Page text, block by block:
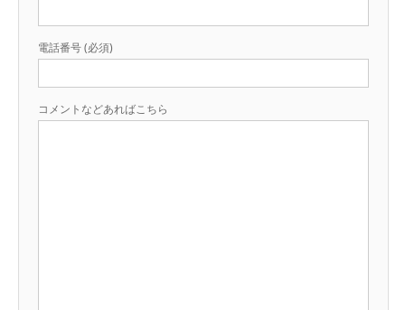
電話番号 (必須)
コメントなどあればこちら